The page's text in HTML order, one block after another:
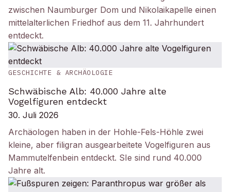
zwischen Naumburger Dom und Nikolaikapelle einen
mittelalterlichen Friedhof aus dem 11. Jahrhundert
entdeckt.
GESCHICHTE & ARCHÄOLOGIE
Schwäbische Alb: 40.000 Jahre alte
Vogelfiguren entdeckt
30. Juli 2026
Archäologen haben in der Hohle-Fels-Höhle zwei
kleine, aber filigran ausgearbeitete Vogelfiguren aus
Mammutelfenbein entdeckt. SIe sind rund 40.000
Jahre alt.